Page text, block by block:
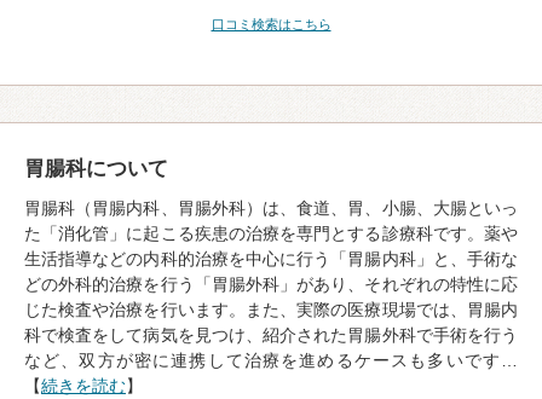
口コミ検索はこちら
胃腸科について
胃腸科（胃腸内科、胃腸外科）は、食道、胃、小腸、大腸といっ
た「消化管」に起こる疾患の治療を専門とする診療科です。薬や
生活指導などの内科的治療を中心に行う「胃腸内科」と、手術な
どの外科的治療を行う「胃腸外科」があり、それぞれの特性に応
じた検査や治療を行います。また、実際の医療現場では、胃腸内
科で検査をして病気を見つけ、紹介された胃腸外科で手術を行う
など、双方が密に連携して治療を進めるケースも多いです…
【続きを読む】